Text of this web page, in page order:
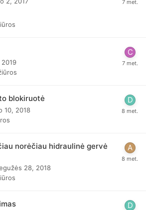
blokiruotė
10, 2018
norėčiau hidraulinė gervė
28, 2018